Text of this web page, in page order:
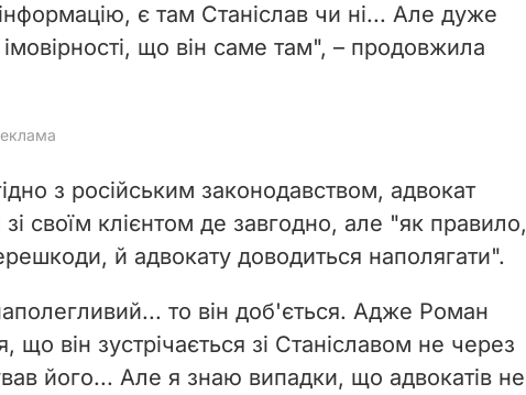
інформацію, є там Станіслав чи ні... Але дуже
що він саме там", – продовжила
з російським законодавством, адвокат
своїм клієнтом де завгодно, але "як правило,
й адвокату доводиться наполягати".
то він доб'ється. Адже Роман
що він зустрічається зі Станіславом не через
його... Але я знаю випадки, що адвокатів не